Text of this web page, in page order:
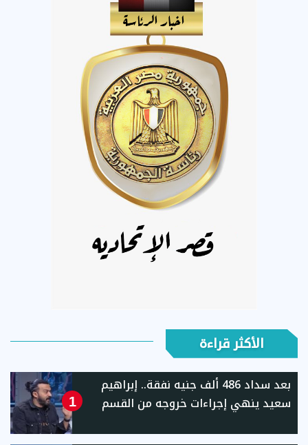
الأكثر قراءة
1
بعد سداد 486 ألف جنيه نفقة.. إبراهيم
سعيد ينهي إجراءات خروجه من القسم